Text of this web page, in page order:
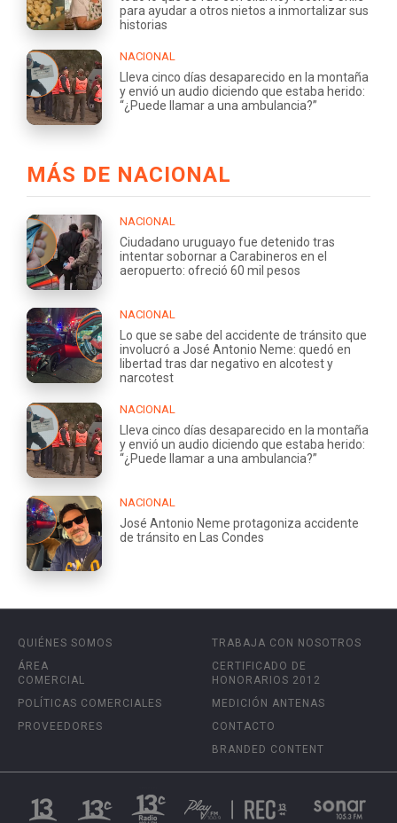
para ayudar a otros nietos a inmortalizar sus
historias
NACIONAL
Lleva cinco días desaparecido en la montaña
y envió un audio diciendo que estaba herido:
“¿Puede llamar a una ambulancia?”
MÁS DE NACIONAL
NACIONAL
Ciudadano uruguayo fue detenido tras
intentar sobornar a Carabineros en el
aeropuerto: ofreció 60 mil pesos
NACIONAL
Lo que se sabe del accidente de tránsito que
involucró a José Antonio Neme: quedó en
libertad tras dar negativo en alcotest y
narcotest
NACIONAL
Lleva cinco días desaparecido en la montaña
y envió un audio diciendo que estaba herido:
“¿Puede llamar a una ambulancia?”
NACIONAL
José Antonio Neme protagoniza accidente
de tránsito en Las Condes
QUIÉNES SOMOS
ÁREA
COMERCIAL
POLÍTICAS COMERCIALES
PROVEEDORES
TRABAJA CON NOSOTROS
CERTIFICADO DE
HONORARIOS 2012
MEDICIÓN ANTENAS
CONTACTO
BRANDED CONTENT